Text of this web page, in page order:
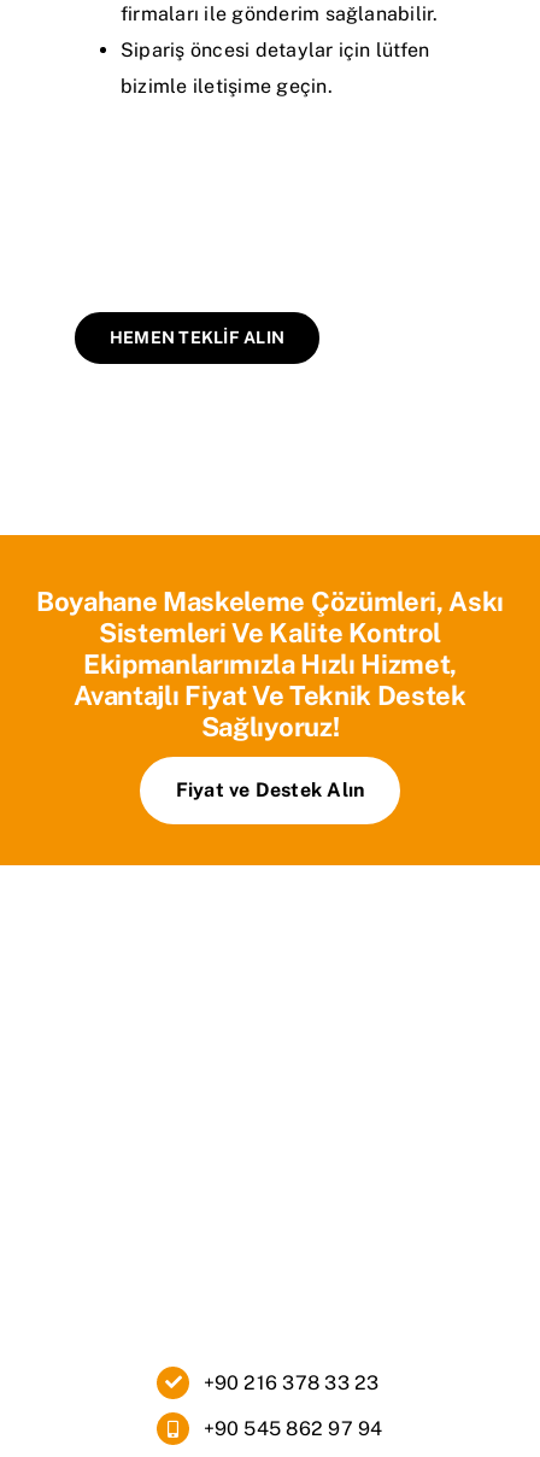
firmaları ile gönderim sağlanabilir.
Sipariş öncesi detaylar için lütfen
bizimle iletişime geçin.
HEMEN TEKLİF ALIN
Boyahane Maskeleme Çözümleri, Askı
Sistemleri Ve Kalite Kontrol
Ekipmanlarımızla Hızlı Hizmet,
Avantajlı Fiyat Ve Teknik Destek
Sağlıyoruz!
Fiyat ve Destek Alın
+90 216 378 33 23
+90 545 862 97 94